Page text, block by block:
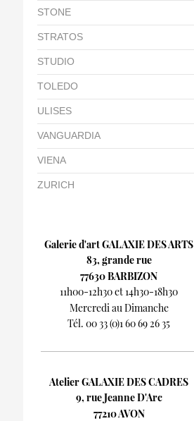
STONE
STRATOS
STUDIO
TOLEDO
ULISES
VANGUARDIA
VIENA
ZURICH
Galerie d'art GALAXIE DES ARTS
83, grande rue
77630 BARBIZON
11h00-12h30 et 14h30-18h30
Mercredi au Dimanche
Tél. 00 33 (0)1 60 69 26 35
Atelier GALAXIE DES CADRES
9, rue Jeanne D'Arc
77210 AVON